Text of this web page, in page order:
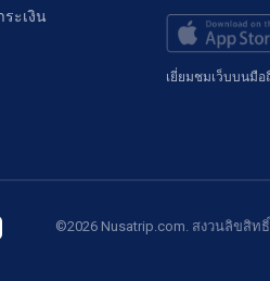
ะเงิน
เยี่ยมชมเว็บบนมือ
©2026 Nusatrip.com. สงวนลิขสิท